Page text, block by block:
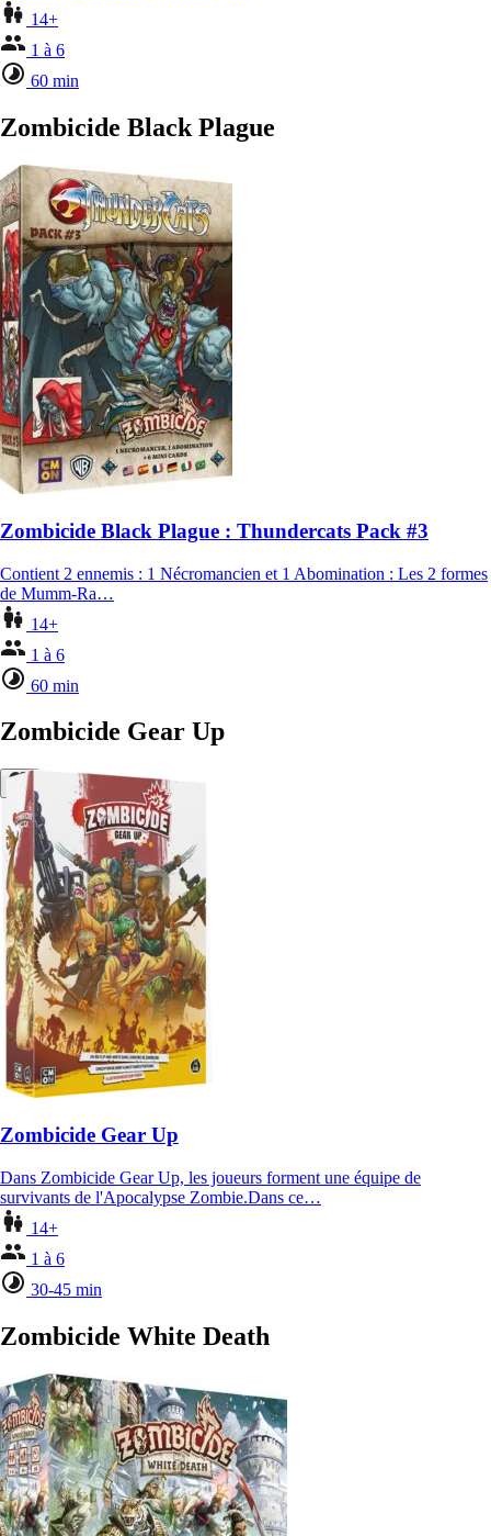
14+
1 à 6
60 min
Zombicide Black Plague
Zombicide Black Plague : Thundercats Pack #3
Contient 2 ennemis : 1 Nécromancien et 1 Abomination : Les 2 formes
de Mumm-Ra…
14+
1 à 6
60 min
Zombicide Gear Up
Zombicide Gear Up
Dans Zombicide Gear Up, les joueurs forment une équipe de
survivants de l'Apocalypse Zombie.Dans ce…
14+
1 à 6
30-45 min
Zombicide White Death